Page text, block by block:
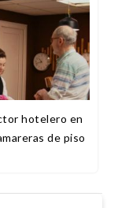
hotelero en
de piso